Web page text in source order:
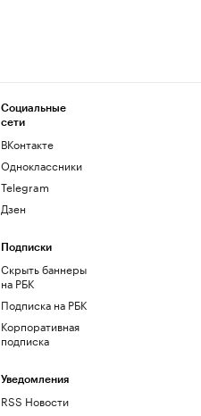
Социальные
сети
ВКонтакте
Одноклассники
Telegram
Дзен
Подписки
Скрыть баннеры
на РБК
Подписка на РБК
Корпоративная
подписка
Уведомления
RSS Новости